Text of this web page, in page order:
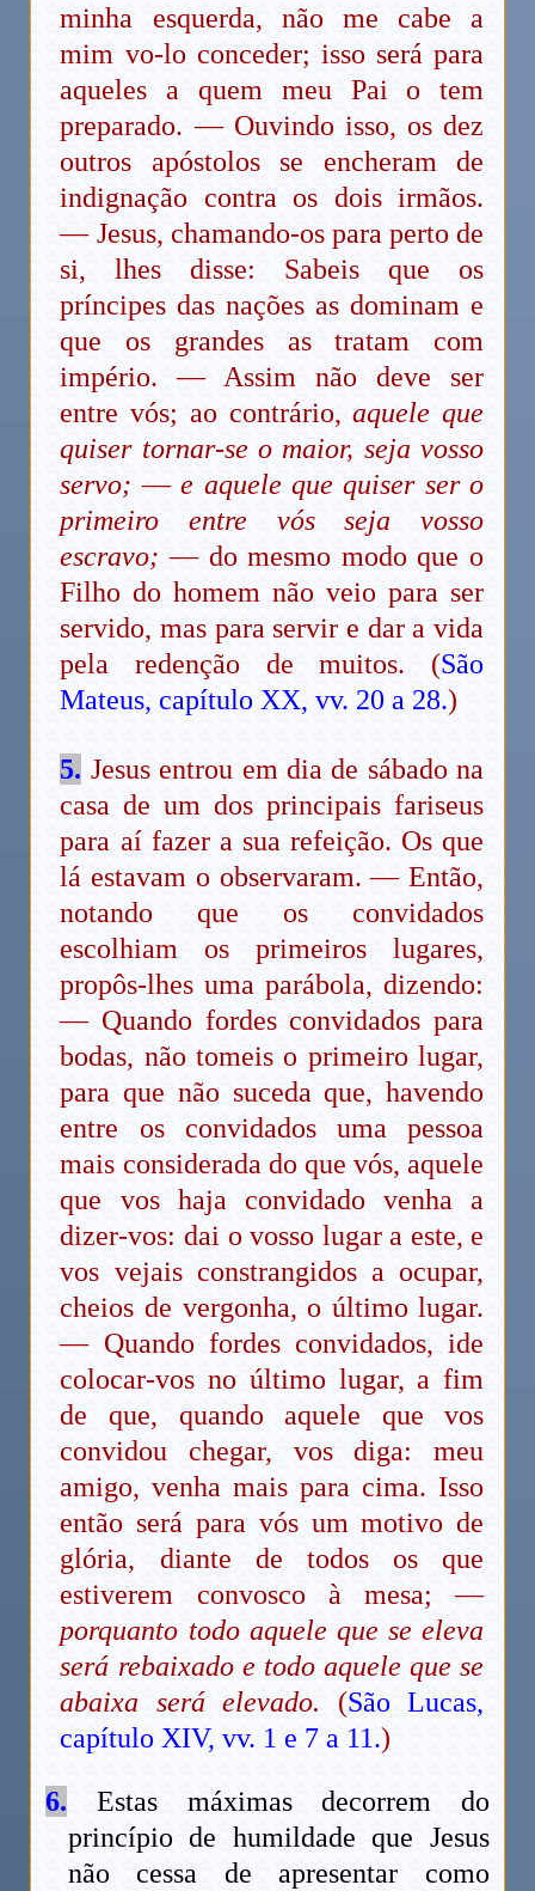
minha esquerda, não me cabe a
mim vo-lo conceder; isso será para
aqueles a quem meu Pai o tem
preparado. — Ouvindo isso, os dez
outros apóstolos se encheram de
indignação contra os dois irmãos.
— Jesus, chamando-os para perto de
si, lhes disse: Sabeis que os
príncipes das nações as dominam e
que os grandes as tratam com
império. — Assim não deve ser
entre vós; ao contrário, aquele que
quiser tornar-se o maior, seja vosso
servo;—e aquele que quiser ser o
primeiro entre vós seja vosso
escravo; — do mesmo modo que o
Filho do homem não veio para ser
servido, mas para servir e dar a vida
pela redenção de muitos. (São
Mateus, capítulo XX, vv. 20 a 28.)
5. Jesus entrou em dia de sábado na
casa de um dos principais fariseus
para aí fazer a sua refeição. Os que
lá estavam o observaram. — Então,
notando que os convidados
escolhiam os primeiros lugares,
propôs-lhes uma parábola, dizendo:
— Quando fordes convidados para
bodas, não tomeis o primeiro lugar,
para que não suceda que, havendo
entre os convidados uma pessoa
mais considerada do que vós, aquele
que vos haja convidado venha a
dizer-vos: dai o vosso lugar a este, e
vos vejais constrangidos a ocupar,
cheios de vergonha, o último lugar.
— Quando fordes convidados, ide
colocar-vos no último lugar, a fim
de que, quando aquele que vos
convidou chegar, vos diga: meu
amigo, venha mais para cima. Isso
então será para vós um motivo de
glória, diante de todos os que
estiverem convosco à mesa; —
porquanto todo aquele que se eleva
será rebaixado e todo aquele que se
abaixa será elevado. (São Lucas,
capítulo XIV, vv. 1 e 7 a 11.)
6. Estas máximas decorrem do
princípio de humildade que Jesus
não cessa de apresentar como